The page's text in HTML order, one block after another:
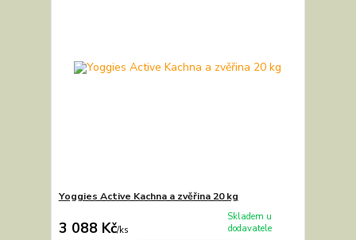
Yoggies Active Kachna a zvěřina 20 kg
3 088 Kč/ks
Skladem u
dodavatele